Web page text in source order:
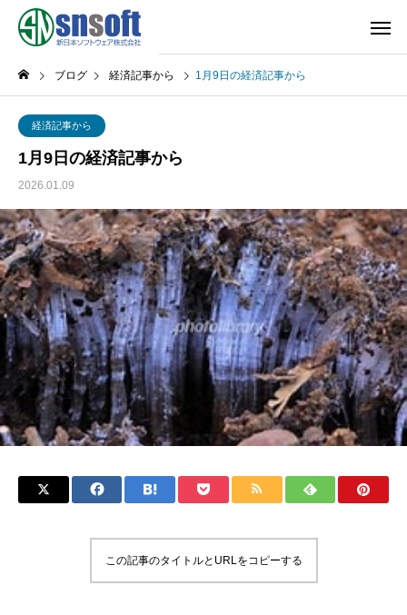
ブログ 経済記事から 1月9日の経済記事から
経済記事から
1月9日の経済記事から
2026.01.09
この記事のタイトルとURLをコピーする